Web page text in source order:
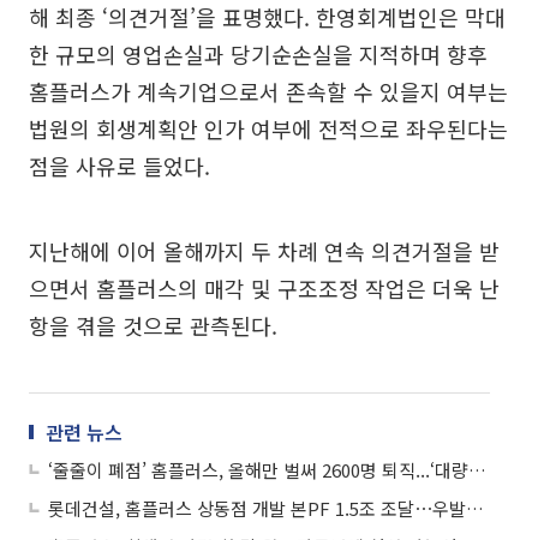
해 최종 ‘의견거절’을 표명했다. 한영회계법인은 막대
한 규모의 영업손실과 당기순손실을 지적하며 향후
홈플러스가 계속기업으로서 존속할 수 있을지 여부는
법원의 회생계획안 인가 여부에 전적으로 좌우된다는
점을 사유로 들었다.
지난해에 이어 올해까지 두 차례 연속 의견거절을 받
으면서 홈플러스의 매각 및 구조조정 작업은 더욱 난
항을 겪을 것으로 관측된다.
관련 뉴스
‘줄줄이 폐점’ 홈플러스, 올해만 벌써 2600명 퇴직...‘대량 실직’ 현실화하나
롯데건설, 홈플러스 상동점 개발 본PF 1.5조 조달⋯우발채무 2280억원 해소